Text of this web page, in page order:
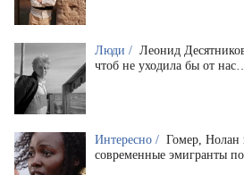
Люди / Леонид
чтоб не уходила бы от
Интересно / Гомер, Нолан
современные эмигранты